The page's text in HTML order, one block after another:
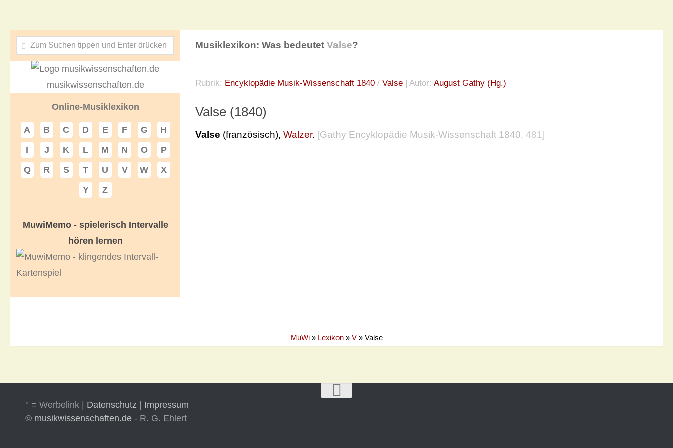
Musiklexikon: Was bedeutet Valse?
Rubrik: Encyklopädie Musik-Wissenschaft 1840 / Valse | Autor: August Gathy (Hg.)
Valse (1840)
Valse (französisch), Walzer. [Gathy Encyklopädie Musik-Wissenschaft 1840, 481]
musikwissenschaften.de
Online-Musiklexikon
A B C D E F G
H
I
J K L M N O
P
Q
R S T U V W
X
Y
Z
MuwiMemo - spielerisch Intervalle
hören lernen
MuWi» Lexikon» V» Valse
° = Werbelink | Datenschutz
Impressum
© musikwissenschaften.de - R. G. Ehlert